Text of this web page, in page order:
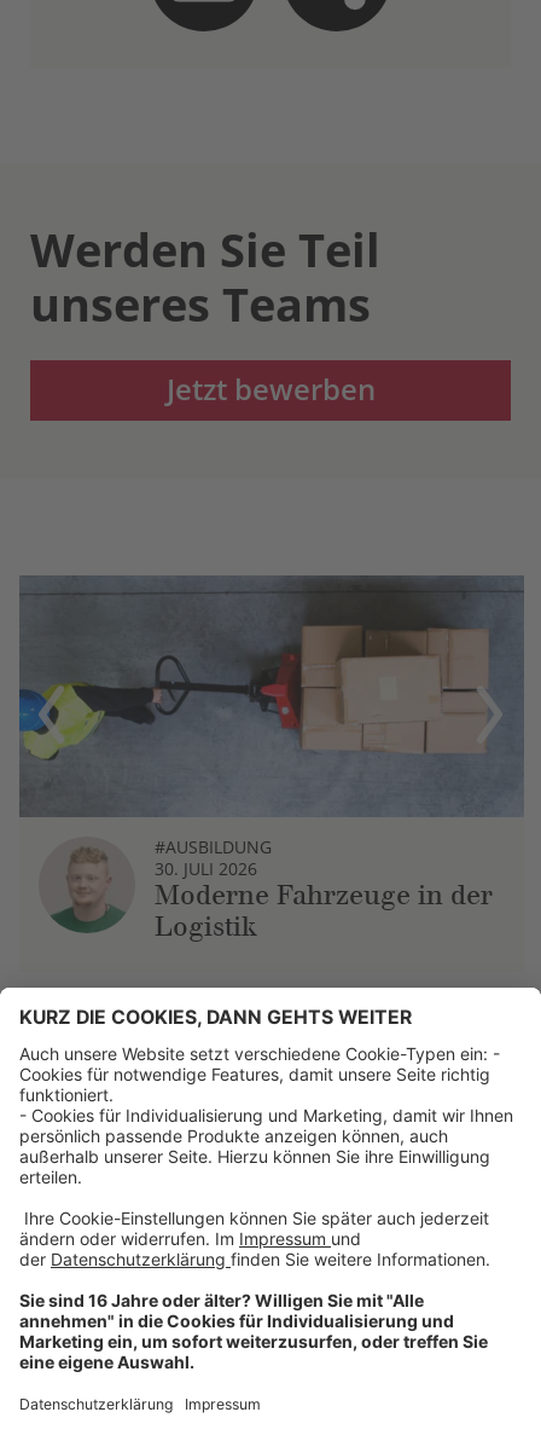
Werden Sie Teil
unseres Teams
Jetzt bewerben
Previous
#AUSBILDUNG
30. JULI 2026
Moderne Fahrzeuge in der
Logistik
Next
Über uns
Dehner Unternehmen
Jobs bei Dehner